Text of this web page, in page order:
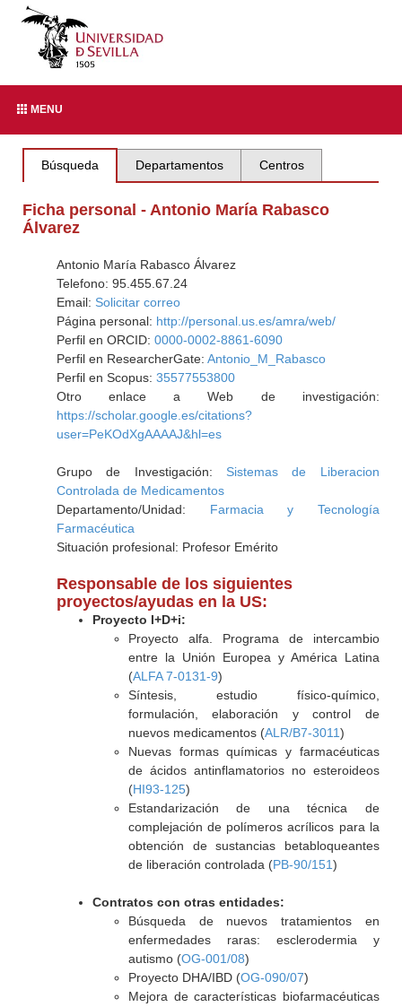
MENU
Búsqueda Departamentos Centros
Ficha personal - Antonio María Rabasco
Álvarez
Antonio María Rabasco Álvarez
Telefono: 95.455.67.24
Email: Solicitar correo
Página personal: http://personal.us.es/amra/web/
Perfil en ORCID: 0000-0002-8861-6090
Perfil en ResearcherGate: Antonio_M_Rabasco
Perfil en Scopus: 35577553800
Otro enlace a Web de investigación:
https://scholar.google.es/citations?
user=PeKOdXgAAAAJ&hl=es
Grupo de Investigación: Sistemas de Liberacion
Controlada de Medicamentos
Departamento/Unidad: Farmacia y Tecnología
Farmacéutica
Situación profesional: Profesor Emérito
Responsable de los siguientes
proyectos/ayudas en la US:
Proyecto I+D+i:
Proyecto alfa. Programa de intercambio
entre la Unión Europea y América Latina
(ALFA 7-0131-9)
Síntesis, estudio físico-químico,
formulación, elaboración y control de
nuevos medicamentos (ALR/B7-3011)
Nuevas formas químicas y farmacéuticas
de ácidos antinflamatorios no esteroideos
(HI93-125)
Estandarización de una técnica de
complejación de polímeros acrílicos para la
obtención de sustancias betabloqueantes
de liberación controlada (PB-90/151)
Contratos con otras entidades:
Búsqueda de nuevos tratamientos en
enfermedades raras: esclerodermia y
autismo (OG-001/08)
Proyecto DHA/IBD (OG-090/07)
Mejora de características biofarmacéuticas